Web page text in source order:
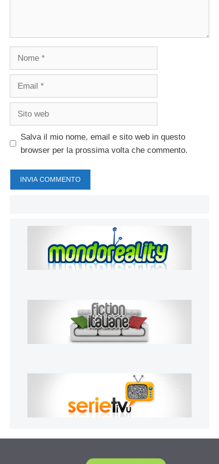
Salva il mio nome, email e sito web in questo
browser per la prossima volta che commento.